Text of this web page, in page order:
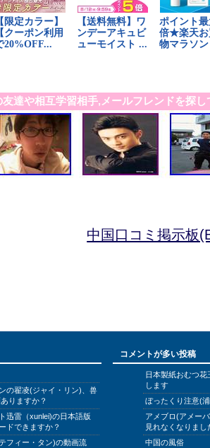
達や相互学習相手,メールフレンドを探し
中国口コミ掲示板
の翟凌(ジャイ・リン)、兽
りますか？
迅雷（xunlei)の日本語版
ドできますか？
フィー・タン)の動画流
コメントが多い投稿
日本製紙おむつ
します
ぼったくり注意(
アメブロ(アメー
見れなくなりまし
中国の風俗